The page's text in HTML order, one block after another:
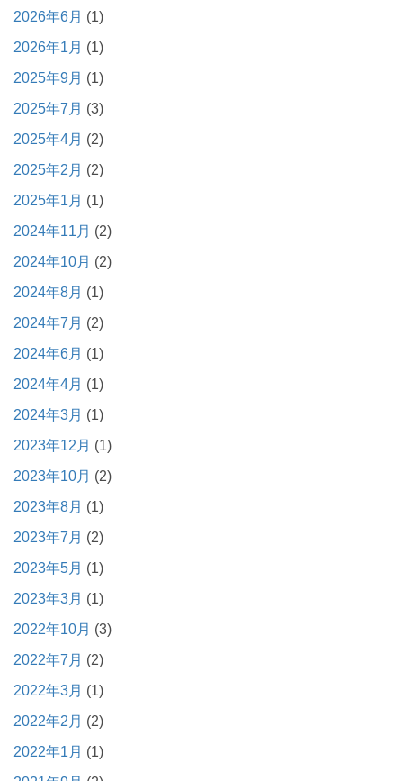
2026年6月 (1)
2026年1月 (1)
2025年9月 (1)
2025年7月 (3)
2025年4月 (2)
2025年2月 (2)
2025年1月 (1)
2024年11月 (2)
2024年10月 (2)
2024年8月 (1)
2024年7月 (2)
2024年6月 (1)
2024年4月 (1)
2024年3月 (1)
2023年12月 (1)
2023年10月 (2)
2023年8月 (1)
2023年7月 (2)
2023年5月 (1)
2023年3月 (1)
2022年10月 (3)
2022年7月 (2)
2022年3月 (1)
2022年2月 (2)
2022年1月 (1)